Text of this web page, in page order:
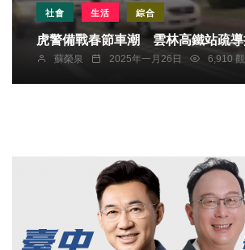
社會 生活 綜合
虎警備戰春節車潮 雲林高鐵站疏
蘇榮泉 2025年一月26日 6,910